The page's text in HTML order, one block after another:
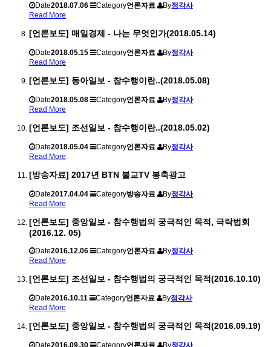
Date2018.07.06 Category언론자료 By정각사
Read More
[언론보도] 매일경제 - 나는 무엇인가(2018.05.14)
Date2018.05.15 Category언론자료 By정각사
Read More
[언론보도] 동아일보 - 참수행이란..(2018.05.08)
Date2018.05.08 Category언론자료 By정각사
Read More
[언론보도] 조선일보 - 참수행이란..(2018.05.02)
Date2018.05.04 Category언론자료 By정각사
Read More
[방송자료] 2017년 BTN 불교TV 봉축광고
Date2017.04.04 Category방송자료 By정각사
Read More
[언론보도] 중앙일보 - 참수행법의 궁극적인 목적, 극락법회
(2016.12. 05)
Date2016.12.06 Category언론자료 By정각사
Read More
[언론보도] 조선일보 - 참수행법의 궁극적인 목적(2016.10.10)
Date2016.10.11 Category언론자료 By정각사
Read More
[언론보도] 중앙일보 - 참수행법의 궁극적인 목적(2016.09.19)
Date2016.09.30 Category언론자료 By정각사